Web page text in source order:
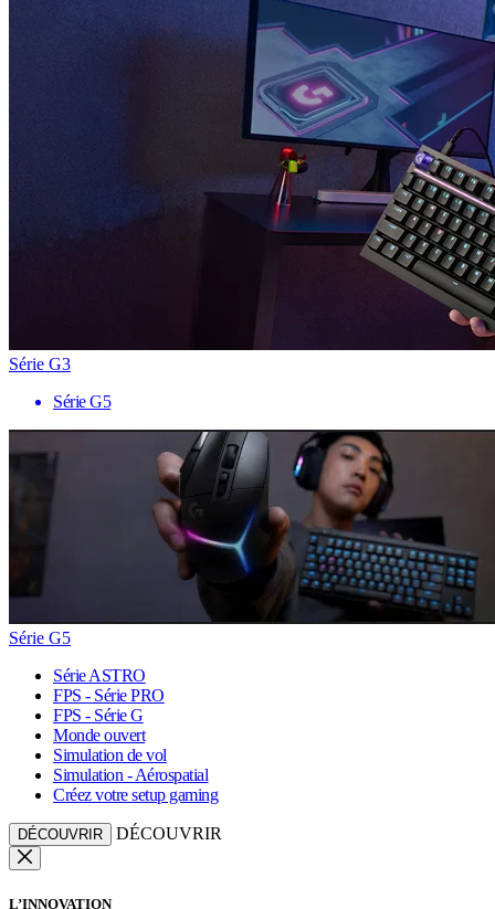
Série G3
Série G5
Série G5
Série ASTRO
FPS - Série PRO
FPS - Série G
Monde ouvert
Simulation de vol
Simulation - Aérospatial
Créez votre setup gaming
DÉCOUVRIR DÉCOUVRIR
L’INNOVATION